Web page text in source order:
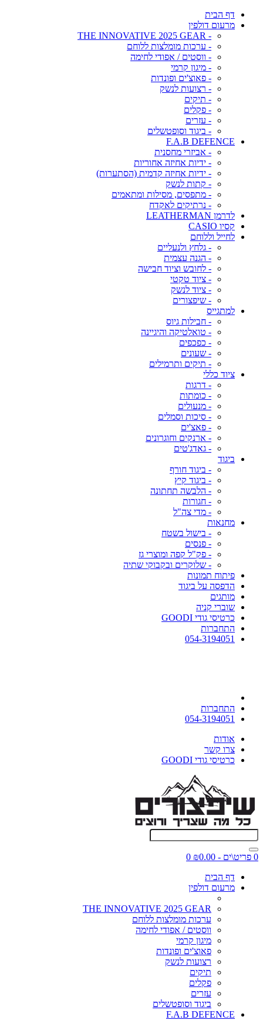
דף הבית
מרעום דולפין
- THE INNOVATIVE 2025 GEAR
- ערכות מומלצות ללוחם
- ווסטים / אפודי לחימה
- מיגון קרמי
- פאוצ'ים ופונדות
- רצועות לנשק
- תיקים
- פקלים
- עזרים
- ביגוד וסופטשלים
F.A.B DEFENCE
- אביזרי מחסנית
- ידיות אחיזה אחוריות
- ידיות אחיזה קדמית (הסתערות)
- קתות לנשק
- מתפסים, מסילות ומתאמים
- נרתיקים לאקדח
לדרמן LEATHERMAN
קסיו CASIO
לחייל וללוחם
- גלחץ ולנעליים
- הגנה עצמית
- לחובש וציוד חבישה
- ציוד טקטי
- ציוד לנשק
- שיפצורים
למתגייס
- חבילות גיוס
- טואלטיקה והיגיינה
- כפכפים
- שעונים
- תיקים ותרמילים
ציוד כללי
- דרגות
- כומתות
- מנעולים
- סיכות וסמלים
- פאצ'ים
- ארנקים וחוגרונים
- גאדג'טים
ביגוד
- ביגוד חורף
- ביגוד קיץ
- הלבשה תחתונה
- חגורות
- מדי צה"ל
מחנאות
- בישול בשטח
- פנסים
- פק"ל קפה ומוצרי גז
- שלוקרים ובקבוקי שתיה
פיתוח תמונות
הדפסה על ביגוד
מותגים
שוברי קניה
כרטיסי גודי GOODI
התחברות
054-3194051
התחברות
054-3194051
אודות
צרו קשר
כרטיסי גודי GOODI
0 פריט\ים - ₪0.00
0
דף הבית
מרעום דולפין
THE INNOVATIVE 2025 GEAR
ערכות מומלצות ללוחם
ווסטים / אפודי לחימה
מיגון קרמי
פאוצ'ים ופונדות
רצועות לנשק
תיקים
פקלים
עזרים
ביגוד וסופטשלים
F.A.B DEFENCE